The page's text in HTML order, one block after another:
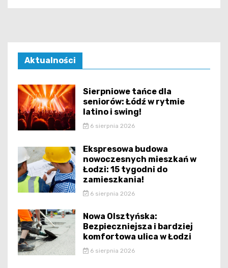
Aktualności
Sierpniowe tańce dla
seniorów: Łódź w rytmie
latino i swing!
6 sierpnia 2026
Ekspresowa budowa
nowoczesnych mieszkań w
Łodzi: 15 tygodni do
zamieszkania!
6 sierpnia 2026
Nowa Olsztyńska:
Bezpieczniejsza i bardziej
komfortowa ulica w Łodzi
6 sierpnia 2026